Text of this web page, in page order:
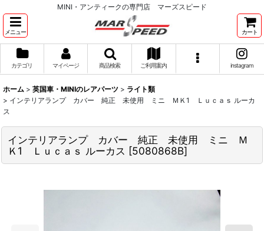
MINI・アンティークの専門店 マーズスピード
メニュー カート
カテゴリ マイページ 商品検索 ご利用案内 instagram
ホーム > 英国車・MINIのレアパーツ > ライト類
> インテリアランプ カバー 純正 未使用 ミニ ＭＫ1 Ｌｕｃａｓ ルーカ
ス
インテリアランプ カバー 純正 未使用 ミニ Ｍ
Ｋ1 Ｌｕｃａｓ ルーカス [5080868B]